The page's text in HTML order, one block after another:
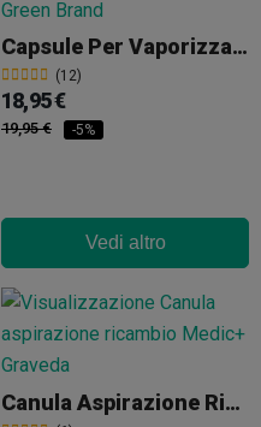
Capsule Per Vaporizzatore BudKups
(12)
18,95 €
19,95 € -5%
Vedi altro
Canula Aspirazione Ricambio Medic+ Graveda